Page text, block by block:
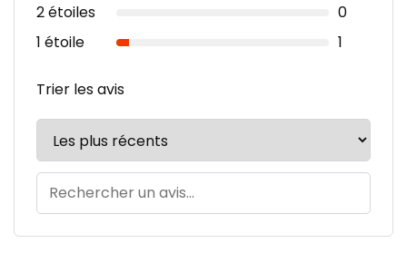
2 étoiles
0
1 étoile
1
Trier les avis